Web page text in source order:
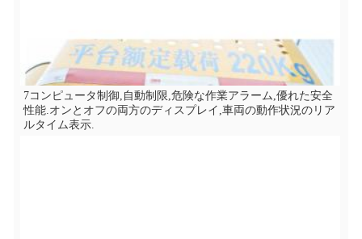
7コンピュータ制御,自動制限,危険な作業アラーム,優れた安全
性能.オンとオフの両方のディスプレイ,車両の動作状況のリア
ルタイム表示.